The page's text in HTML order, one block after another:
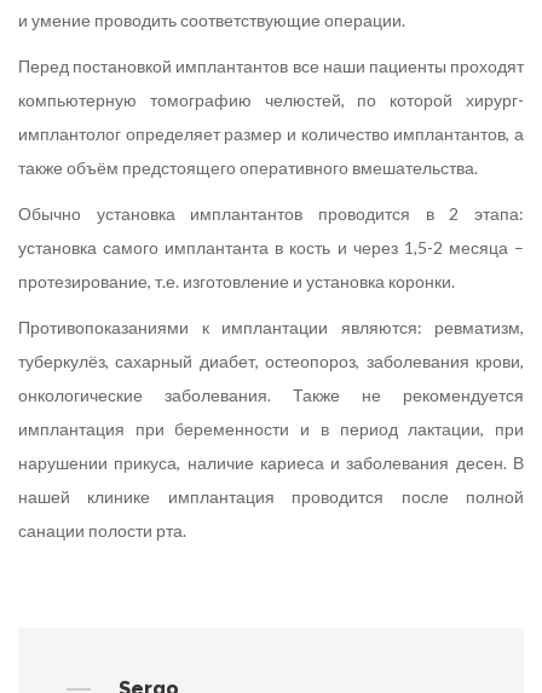
и умение проводить соответствующие операции.
Перед постановкой имплантантов все наши пациенты проходят
компьютерную томографию челюстей, по которой хирург-
имплантолог определяет размер и количество имплантантов, а
также объём предстоящего оперативного вмешательства.
Обычно установка имплантантов проводится в 2 этапа:
установка самого имплантанта в кость и через 1,5-2 месяца –
протезирование, т.е. изготовление и установка коронки.
Противопоказаниями к имплантации являются: ревматизм,
туберкулёз, сахарный диабет, остеопороз, заболевания крови,
онкологические заболевания. Также не рекомендуется
имплантация при беременности и в период лактации, при
нарушении прикуса, наличие кариеса и заболевания десен. В
нашей клинике имплантация проводится после полной
санации полости рта.